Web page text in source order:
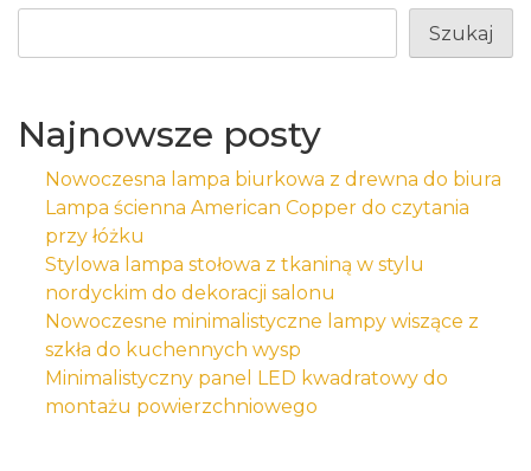
Szukaj
Najnowsze posty
Nowoczesna lampa biurkowa z drewna do biura
Lampa ścienna American Copper do czytania
przy łóżku
Stylowa lampa stołowa z tkaniną w stylu
nordyckim do dekoracji salonu
Nowoczesne minimalistyczne lampy wiszące z
szkła do kuchennych wysp
Minimalistyczny panel LED kwadratowy do
montażu powierzchniowego